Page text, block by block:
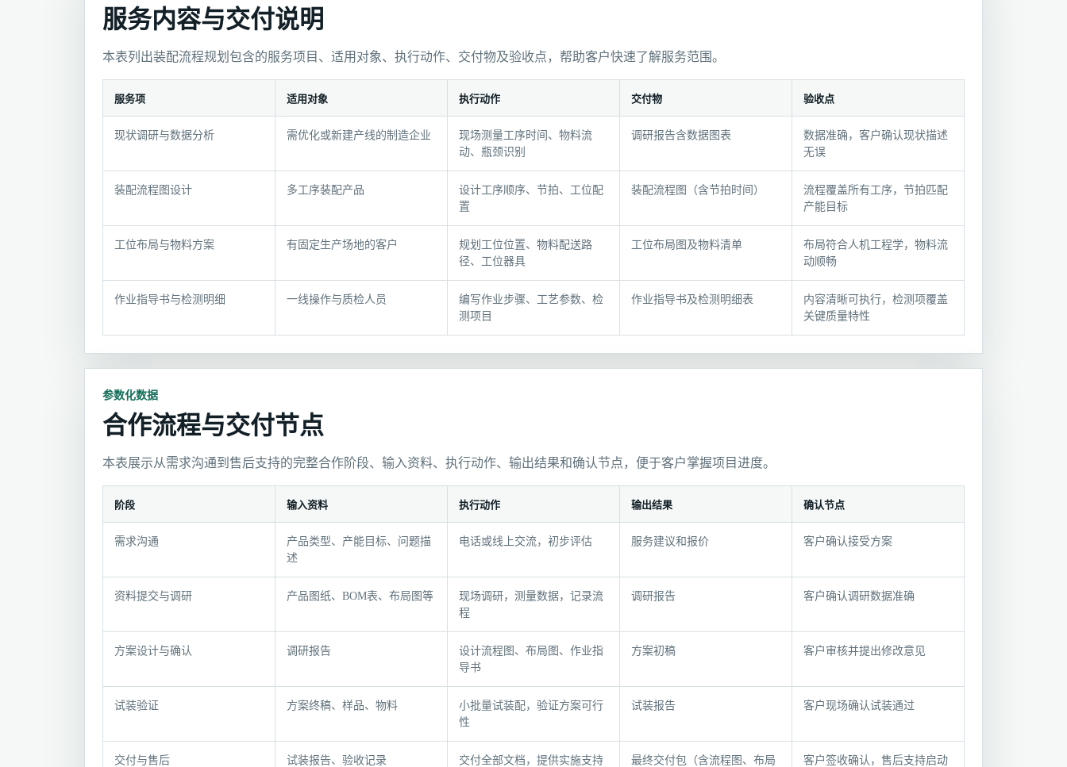
服务内容与交付说明
本表列出装配流程规划包含的服务项目、适用对象、执行动作、交付物及验收点，帮助客户快速了解服务范围。
服
容
交
付
明
服务项 适用对象 执行动作 交付物 验收点
现状调研与数据分析 需优化或新建产线的制造企业
现场测量工序时间、物料流
动、瓶颈识别
调研报告含数据图表
数据准确，客户确认现状描述
无误
装配流程图设计 多工序装配产品
设计工序顺序、节拍、工位配
置
装配流程图（含节拍时间）
流程覆盖所有工序，节拍匹配
产能目标
工位布局与物料方案 有固定生产场地的客户
规划工位位置、物料配送路
径、工位器具
工位布局图及物料清单
布局符合人机工程学，物料流
动顺畅
作业指导书与检测明细 一线操作与质检人员
编写作业步骤、工艺参数、检
测项目
作业指导书及检测明细表
内容清晰可执行，检测项覆盖
关键质量特性
参数化数据
合作流程与交付节点
本表展示从需求沟通到售后支持的完整合作阶段、输入资料、执行动作、输出结果和确认节点，便于客户掌握项目进度。
程
交
付
点
阶段 输入资料 执行动作 输出结果 确认节点
需求沟通
产品类型、产能目标、问题描
述
电话或线上交流，初步评估 服务建议和报价 客户确认接受方案
资料提交与调研 产品图纸、BOM表、布局图等
现场调研，测量数据，记录流
程
调研报告 客户确认调研数据准确
方案设计与确认 调研报告
设计流程图、布局图、作业指
导书
方案初稿 客户审核并提出修改意见
试装验证 方案终稿、样品、物料
小批量试装配，验证方案可行
性
试装报告 客户现场确认试装通过
交付与售后 试装报告、验收记录 交付全部文档，提供实施支持
最终交付包（含流程图、布局
客户签收确认，售后支持启动